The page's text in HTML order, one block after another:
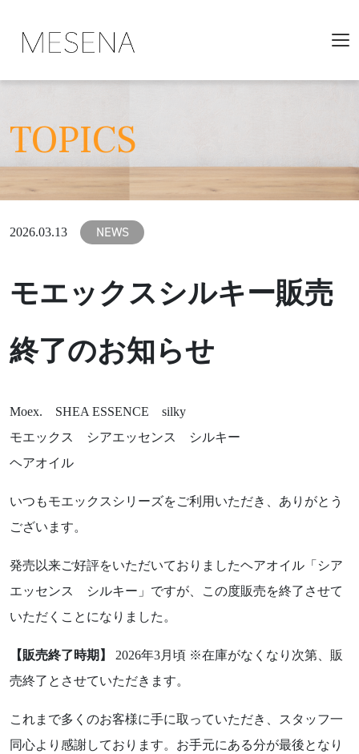
TOPICS
2026.03.13 NEWS
モエックスシルキー販売
終了のお知らせ
Moex. SHEA ESSENCE silky
モエックス シアエッセンス シルキー
ヘアオイル
いつもモエックスシリーズをご利用いただき、ありがとう
ございます。
発売以来ご好評をいただいておりましたヘアオイル「シア
エッセンス シルキー」ですが、この度販売を終了させて
いただくことになりました。
【販売終了時期】
2026年3月頃 ※在庫がなくなり次第、販
売終了とさせていただきます。
これまで多くのお客様に手に取っていただき、スタッフ一
同心より感謝しております。お手元にある分が最後となり